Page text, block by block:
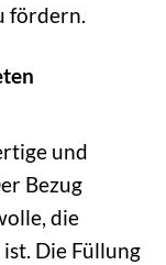
fördern.
und
Bezug
die
Die Füllung